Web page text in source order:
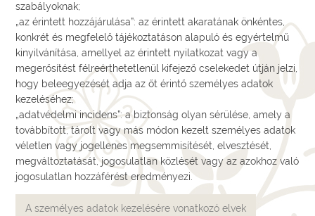
szabályoknak;
„az érintett hozzájárulása”: az érintett akaratának önkéntes,
konkrét és megfelelő tájékoztatáson alapuló és egyértelmű
kinyilvánítása, amellyel az érintett nyilatkozat vagy a
megerősítést félreérthetetlenül kifejező cselekedet útján jelzi,
hogy beleegyezését adja az őt érintő személyes adatok
kezeléséhez;
„adatvédelmi incidens”: a biztonság olyan sérülése, amely a
továbbított, tárolt vagy más módon kezelt személyes adatok
véletlen vagy jogellenes megsemmisítését, elvesztését,
megváltoztatását, jogosulatlan közlését vagy az azokhoz való
jogosulatlan hozzáférést eredményezi.
A személyes adatok kezelésére vonatkozó elvek